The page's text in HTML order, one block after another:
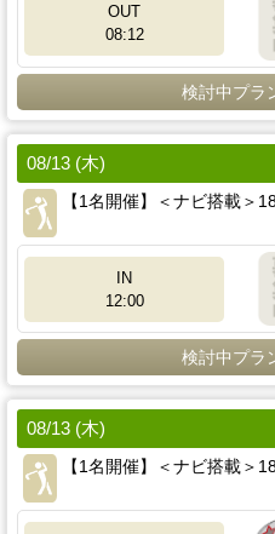
OUT
08:12
検討中プラ
08/13 (木)
【1名開催】＜ナビ搭載＞
IN
12:00
検討中プラ
08/13 (木)
【1名開催】＜ナビ搭載＞